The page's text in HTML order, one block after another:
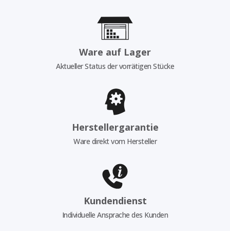
Ware auf Lager
Aktueller Status der vorrätigen Stücke
Herstellergarantie
Ware direkt vom Hersteller
Kundendienst
Individuelle Ansprache des Kunden